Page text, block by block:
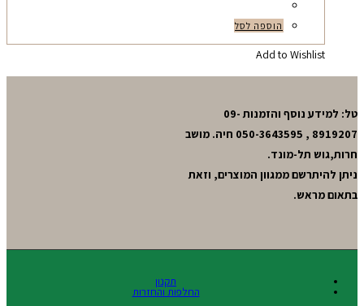
הוספה לסל
Add to Wishlist
טל: למידע נוסף והזמנות 09-
8919207 , 050-3643595 חיה. מושב
חרות,גוש תל-מונד.
ניתן להיתרשם ממגוון המוצרים, וזאת
בתאום מראש.
תקנון
החלפות והחזרות